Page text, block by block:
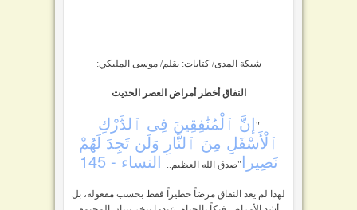
شبكة المدى/ كتابات: بقلم/موسى المليكي:
النفاق أخطر أمراض العصر الحديث
"إنَّ ٱلْمُنَٰفِقِينَ فِى ٱلدَّرْكِ
ٱلْأَسْفَلِ مِنَ ٱلنَّارِ وَلَن تَجِدَ لَهُمْ
نَصِيرا "صدق الله العظيم..النساء - 145
لهذا لم يعد النفاق مرضاً خطيراً فقط بحسب مفعوله، بل